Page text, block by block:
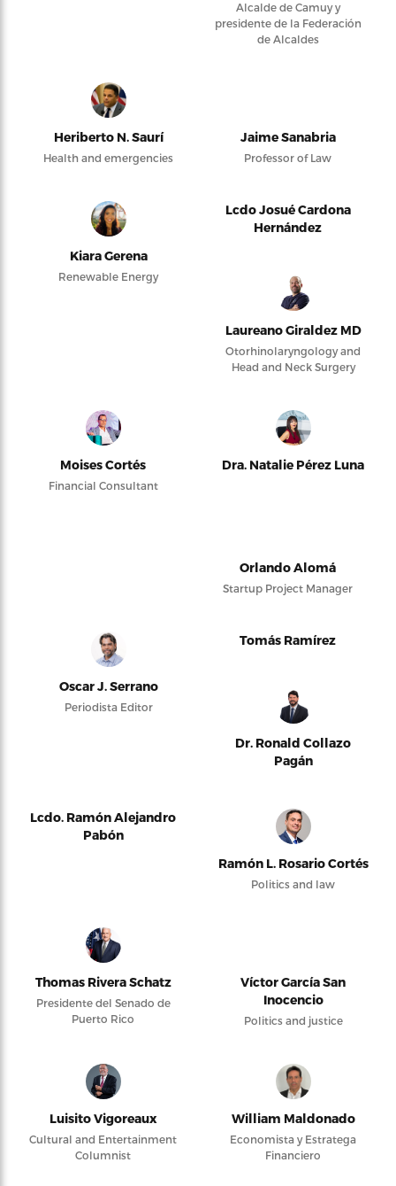
Alcalde de Camuy y
presidente de la Federación
de Alcaldes
Heriberto N. Saurí
Health and emergencies
Jaime Sanabria
Professor of Law
Kiara Gerena
Renewable Energy
Lcdo Josué Cardona
Hernández
Laureano Giraldez MD
Otorhinolaryngology and
Head and Neck Surgery
Moises Cortés
Financial Consultant
Dra. Natalie Pérez Luna
Orlando Alomá
Startup Project Manager
Oscar J. Serrano
Periodista Editor
Tomás Ramírez
Dr. Ronald Collazo
Pagán
Lcdo. Ramón Alejandro
Pabón
Ramón L. Rosario Cortés
Politics and law
Thomas Rivera Schatz
Presidente del Senado de
Puerto Rico
Víctor García San
Inocencio
Politics and justice
Luisito Vigoreaux
Cultural and Entertainment
Columnist
William Maldonado
Economista y Estratega
Financiero